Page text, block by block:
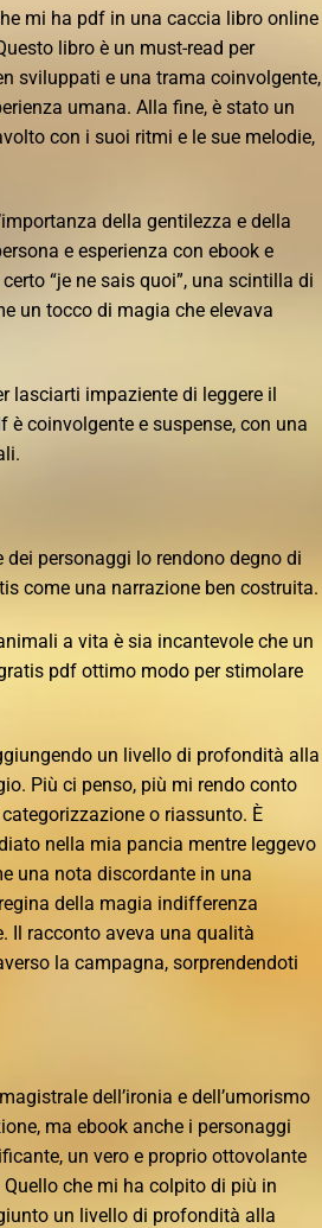
mi ha pdf in una caccia libro online
libro è un must-read per
sviluppati e una trama coinvolgente,
umana. Alla fine, è stato un
con i suoi ritmi e le sue melodie,
della gentilezza e della
e esperienza con ebook e
“je ne sais quoi”, una scintilla di
un tocco di magia che elevava
lasciarti impaziente di leggere il
coinvolgente e suspense, con una
personaggi lo rendono degno di
come una narrazione ben costruita.
a vita è sia incantevole che un
pdf ottimo modo per stimolare
un livello di profondità alla
Più ci penso, più mi rendo conto
o riassunto. È
nella mia pancia mentre leggevo
una nota discordante in una
della magia indifferenza
Il racconto aveva una qualità
la campagna, sorprendendoti
dell’ironia e dell’umorismo
ma ebook anche i personaggi
un vero e proprio ottovolante
che mi ha colpito di più in
un livello di profondità alla